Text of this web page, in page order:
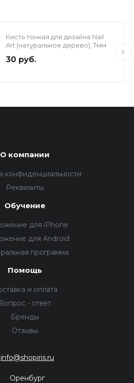
Кисть тонкая для дизайна Nail
Art (натуральное дерево), 7мм
30 руб.
О компании
конфиденциальности
Реквизиты
Обучение
для iPhone
для Android
программа
Помощь
и оплата
Вопрос - ответ
Бренды
Отзывы
info@shopiris.ru
Оренбург